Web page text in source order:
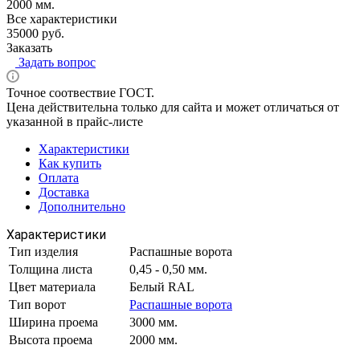
2000 мм.
Все характеристики
35000 руб.
Заказать
Задать вопрос
Точное соотвествие ГОСТ.
Цена действительна только для сайта и может отличаться от
указанной в прайс-листе
Характеристики
Как купить
Оплата
Доставка
Дополнительно
Характеристики
Тип изделия
Распашные ворота
Толщина листа
0,45 - 0,50 мм.
Цвет материала
Белый RAL
Тип ворот
Распашные ворота
Ширина проема
3000 мм.
Высота проема
2000 мм.